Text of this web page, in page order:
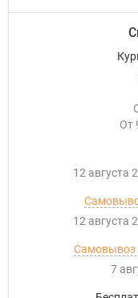
От
12 августа
12 августа
Самовывоз
7